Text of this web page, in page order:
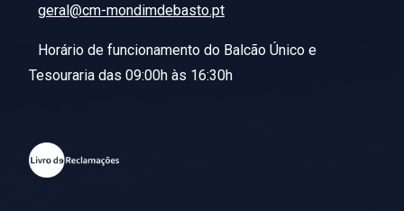
geral@cm-mondimdebasto.pt
Horário de funcionamento do Balcão Único e
Tesouraria das 09:00h às 16:30h